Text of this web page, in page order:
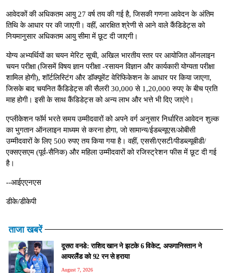
आवेदकों की अधिकतम आयु 27 वर्ष तय की गई है, जिसकी गणना आवेदन के अंतिम
तिथि के आधार पर की जाएगी। वहीं, आरक्षित श्रेणी से आने वाले कैंडिडेट्स को
नियमानुसार अधिकतम आयु सीमा में छूट दी जाएगी।
योग्य अभ्यर्थियों का चयन मेरिट सूची, अखिल भारतीय स्तर पर आयोजित ऑनलाइन
चयन परीक्षा (जिसमें विषय ज्ञान परीक्षा -रसायन विज्ञान और कार्यकारी योग्यता परीक्षा
शामिल होगी), शॉर्टलिस्टिंग और डॉक्यूमेंट वेरिफिकेशन के आधार पर किया जाएगा,
जिसके बाद चयनित कैंडिडेट्स की सैलरी 30,000 से 1,20,000 रुपए के बीच प्रति
माह होगी। इसी के साथ कैंडिडेट्स को अन्य लाभ और भत्ते भी दिए जाएंगे।
एप्लीकेशन फॉर्म भरते समय उम्मीदवारों को अपने वर्ग अनुसार निर्धारित आवेदन शुल्क
का भुगतान ऑनलाइन माध्यम से करना होगा, जो सामान्य/ईडब्ल्यूएस/ओबीसी
उम्मीदवारों के लिए 500 रुपए तय किया गया है। वहीं, एससी/एसटी/पीडब्ल्यूबीडी/
एक्सएसएम (पूर्व-सैनिक) और महिला उम्मीदवारों को रजिस्ट्रेशन फीस में छूट दी गई
है।
--आईएएनएस
डीके/डीकेपी
ताजा खबरें
दूसरा वनडे: राशिद खान ने झटके 6 विकेट, अफगानिस्तान ने
आयरलैंड को 92 रन से हराया
August 7, 2026